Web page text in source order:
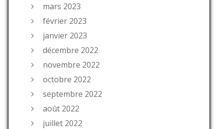
mars 2023
février 2023
janvier 2023
décembre 2022
novembre 2022
octobre 2022
septembre 2022
août 2022
juillet 2022